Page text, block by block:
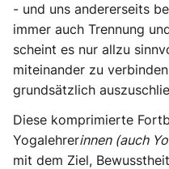
- und uns andererseits
immer auch Trennung
scheint es nur allzu
miteinander zu
grundsätzlich
Diese komprimierte
Yogalehrerinnen (auch
mit dem Ziel,